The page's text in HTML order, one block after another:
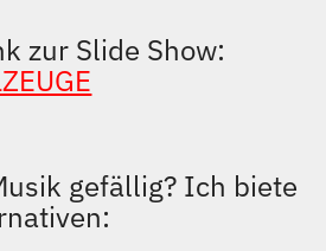
drivePorsches, I must
amends.